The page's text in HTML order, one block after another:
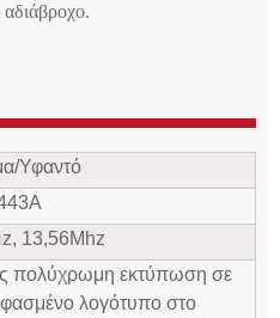
αδιάβροχο.
Υφαντό
13,56Mhz
πολύχρωμη εκτύπωση σε
λογότυπο στο